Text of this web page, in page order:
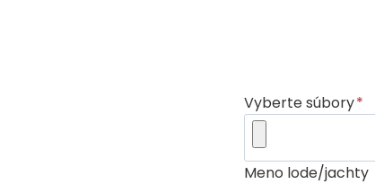
Vyberte súbory*
Meno lode/jachty